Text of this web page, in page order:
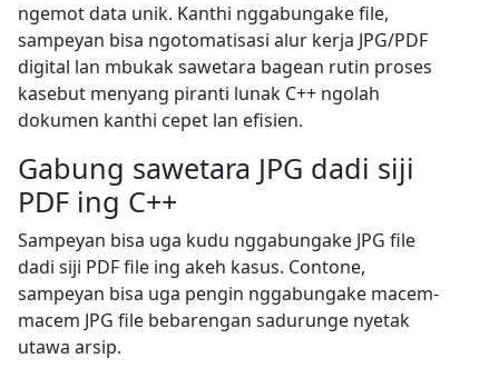
ngemot data unik. Kanthi nggabungake file,
sampeyan bisa ngotomatisasi alur kerja JPG/PDF
digital lan mbukak sawetara bagean rutin proses
kasebut menyang piranti lunak C++ ngolah
dokumen kanthi cepet lan efisien.
Gabung sawetara JPG dadi siji
PDF ing C++
Sampeyan bisa uga kudu nggabungake JPG file
dadi siji PDF file ing akeh kasus. Contone,
sampeyan bisa uga pengin nggabungake macem-
macem JPG file bebarengan sadurunge nyetak
utawa arsip.